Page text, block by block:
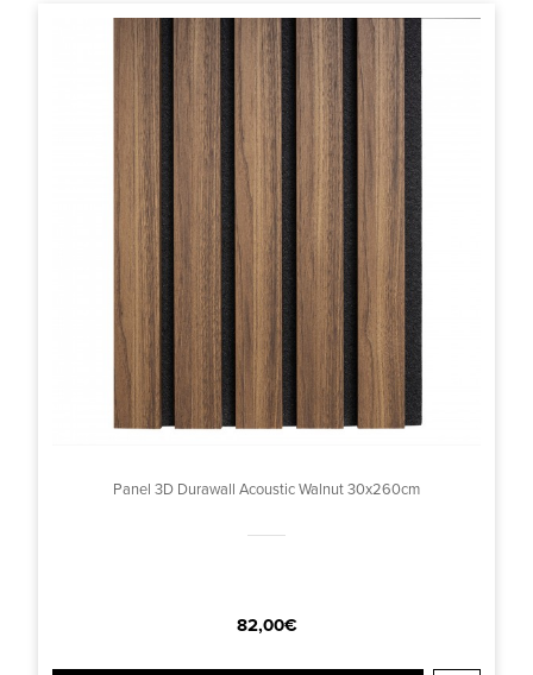
Panel 3D Durawall Acoustic Walnut 30x260cm
82,00€